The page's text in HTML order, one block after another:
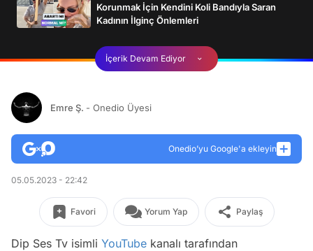
Korunmak İçin Kendini Koli Bandıyla Saran
Kadının İlginç Önlemleri
İçerik Devam Ediyor
Emre Ş. - Onedio Üyesi
Onedio’yu Google'a ekleyin
05.05.2023 - 22:42
Favori Yorum Yap Paylaş
Dip Ses Tv isimli YouTube kanalı tarafından